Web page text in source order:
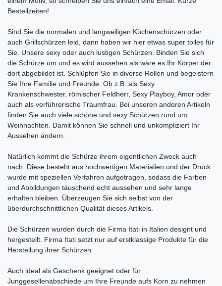
Bestellzeiten!
Sind Sie die normalen und langweiligen Küchenschürzen oder
auch Grillschürzen leid, dann haben wir hier etwas super tolles für
Sie. Unsere sexy oder auch lustigen Schürzen. Binden Sie sich
die Schürze um und es wird aussehen als wäre es Ihr Körper der
dort abgebildet ist. Schlüpfen Sie in diverse Rollen und begeistern
Sie Ihre Familie und Freunde. Ob z.B. als Sexy
Krankenschwester, römischer Feldherr, Sexy Playboy, Amor oder
auch als verführerische Traumfrau. Bei unseren anderen Artikeln
finden Sie auch viele schöne und sexy Schürzen rund um
Weihnachten. Damit können Sie schnell und unkompliziert Ihr
Aussehen ändern.
Natürlich kommt die Schürze ihrem eigentlichen Zweck auch
nach. Diese besteht aus hochwertigen Materialien und der Druck
wurde mit speziellen Verfahren aufgetragen, sodass die Farben
und Abbildungen täuschend echt aussehen und sehr lange
erhalten bleiben. Überzeugen Sie sich selbst von der
überdurchschnittlichen Qualität dieses Artikels.
Die Schürzen wurden durch die Firma Itati in Italien designt und
hergestellt. Firma Itati setzt nur auf erstklassige Produkte für die
Herstellung ihrer Schürzen.
Auch ideal als Geschenk geeignet oder für
Junggesellenabschiede um Ihre Freunde aufs Korn zu nehmen